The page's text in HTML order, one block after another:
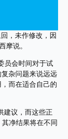
，未作修改，因
摩说。
员会时间对于试
杂问题来说远远
而在适合自己的
建议，而这些正
净结果将在不同